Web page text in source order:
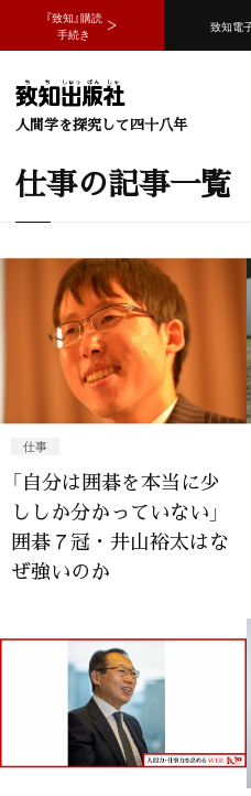
『致知』購読
手続き
致知電
人間学を探究して四十八年
仕事の記事一覧
仕事
「自分は囲碁を本当に少
ししか分かっていない」
囲碁７冠・井山裕太はな
ぜ強いのか